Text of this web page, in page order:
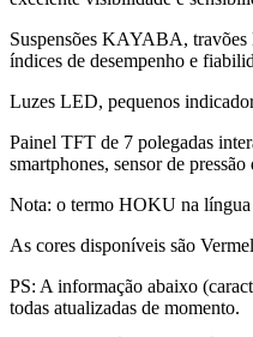
Suspensões KAYABA,
índices de desempenho e
Luzes LED, pequenos
Painel TFT de 7 polegadas
smartphones, sensor de
Nota: o termo HOKU na língua
As cores disponíveis são
PS: A informação abaixo
todas atualizadas de momento.